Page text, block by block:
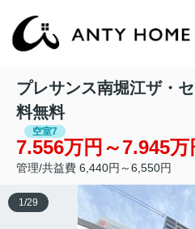
プレサンス南堀江ザ・
料無料
空室7
7.556万円～7.945万
管理/共益費 6,440円～6,550円
1 /29